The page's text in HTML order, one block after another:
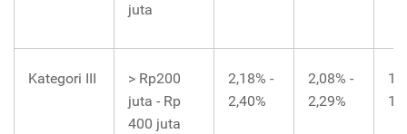
juta
Kategori III
> Rp200
juta - Rp
400 juta
2,18% -
2,40%
2,08% -
2,29%